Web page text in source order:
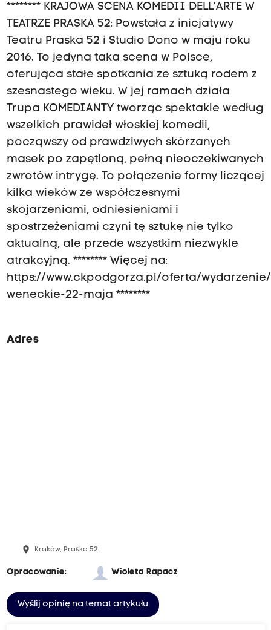
******** KRAJOWA SCENA KOMEDII DELL’ARTE W
TEATRZE PRASKA 52: Powstała z inicjatywy
Teatru Praska 52 i Studio Dono w maju roku
2016. To jedyna taka scena w Polsce,
oferująca stałe spotkania ze sztuką rodem z
szesnastego wieku. W jej ramach działa
Trupa KOMEDIANTY tworząc spektakle według
wszelkich prawideł włoskiej komedii,
począwszy od prawdziwych skórzanych
masek po zapętloną, pełną nieoczekiwanych
zwrotów intrygę. To połączenie formy liczącej
kilka wieków ze współczesnymi
skojarzeniami, odniesieniami i
spostrzeżeniami czyni tę sztukę nie tylko
aktualną, ale przede wszystkim niezwykle
atrakcyjną. ******** Więcej na:
https://www.ckpodgorza.pl/oferta/
weneckie-22-maja ********
Adres
place Kraków, Praska 52
Opracowanie: Wioleta Rapacz
Wyślij opinię na temat artykułu